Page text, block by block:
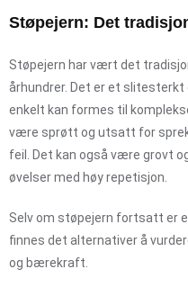
Støpejern: Det
Støpejern har vært det
århundrer. Det er et
enkelt kan formes til
være sprøtt og utsatt for
feil. Det kan også være grovt
øvelser med høy repetisjon.
Selv om støpejern fortsatt er
finnes det alternativer å
og bærekraft.